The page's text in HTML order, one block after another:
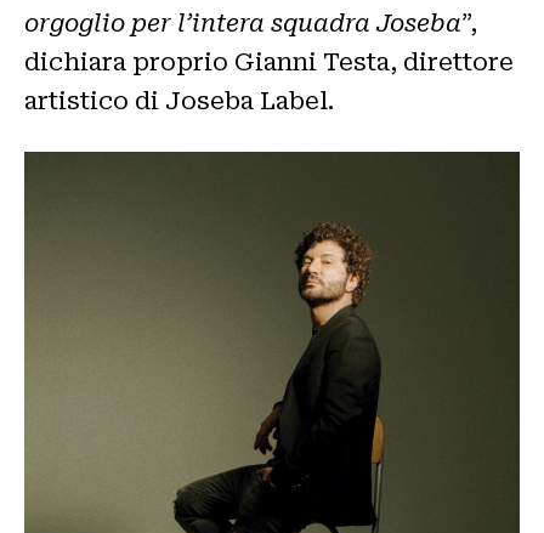
orgoglio per l’intera squadra Joseba”,
dichiara proprio Gianni Testa, direttore
artistico di Joseba Label.